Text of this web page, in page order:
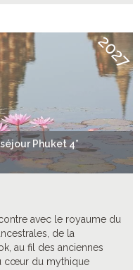
Phuket 4*
avec le royaume du
de la
au fil des anciennes
cœur du mythique
2027